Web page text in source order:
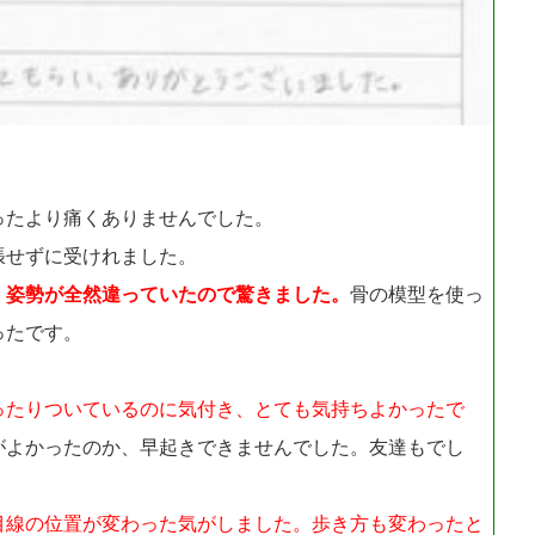
より痛くありませんでした。
ずに受けれました。
姿勢が全然違っていたので驚きました。 骨の模型を使っ
です。
りついているのに気付き、とても気持ちよかったで
かったのか、早起きできませんでした。友達もでし
の位置が変わった気がしました。歩き方も変わったと